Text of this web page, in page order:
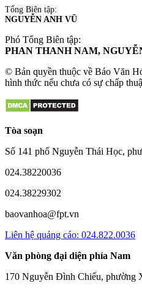
Tổng Biên tập:
NGUYỄN ANH VŨ
Phó Tổng Biên tập:
PHAN THANH NAM,
© Bản quyền thuộc về Báo Văn
hình thức nếu chưa có sự chấp
Tòa soạn
Số 141 phố Nguyễn Thái Học,
024.38220036
024.38229302
baovanhoa@fpt.vn
Liên hệ quảng cáo: 024.822.0036
Văn phòng đại diện phía Nam
170 Nguyễn Đình Chiểu, phường